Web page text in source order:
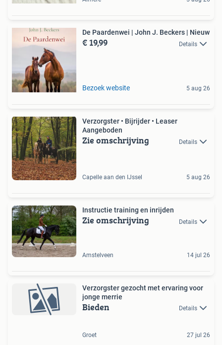
De Paardenwei | John J. Beckers | Nieuw
€ 19,99 Details
Bezoek website 5 aug 26
Verzorgster • Bijrijder • Leaser
Aangeboden
Zie omschrijving Details
Capelle aan den IJssel 5 aug 26
Instructie training en inrijden
Zie omschrijving Details
Amstelveen 14 jul 26
Verzorgster gezocht met ervaring voor
jonge merrie
Bieden Details
Groet 27 jul 26